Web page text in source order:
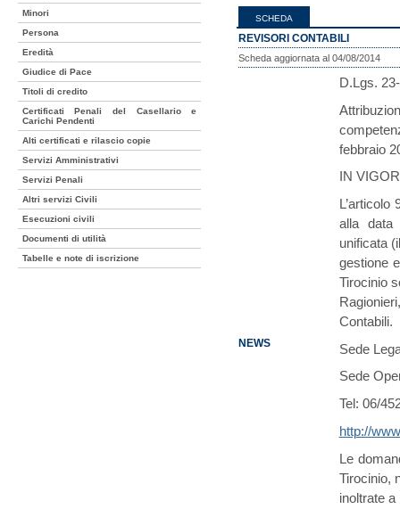
SCHEDA
REVISORI CONTABILI
Scheda aggiornata al 04/08/2014
NEWS
D.Lgs.
febbraio
IN
alla data
unificata
gestione
Tirocinio
Contabili.
Sede
Sede
Tel: 06/
http://
Le
Tirocinio,
inoltrate
Minori
Persona
Eredità
Giudice di Pace
Titoli di credito
Certificati Penali del Casellario e
Carichi Pendenti
Alti certificati e rilascio copie
Servizi Amministrativi
Servizi Penali
Altri servizi Civili
Esecuzioni civili
Documenti di utilità
Tabelle e note di iscrizione